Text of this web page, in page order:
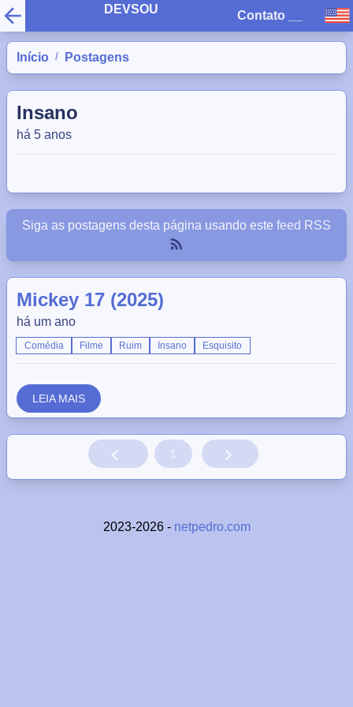
DEVSOU Contato
Início / Postagens
Insano
há 5 anos
Siga as postagens desta página usando este feed RSS
Mickey 17 (2025)
há um ano
Comédia Filme Ruim Insano Esquisito
LEIA MAIS
1
2023-2026 - netpedro.com